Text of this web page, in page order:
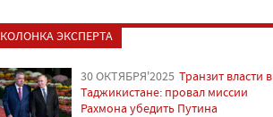
КОЛОНКА ЭКСПЕРТА
30 ОКТЯБРЯ'2025 Транзит власти в
Таджикистане: провал миссии
Рахмона убедить Путина